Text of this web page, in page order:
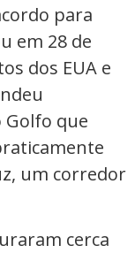
para
em 28 de
dos EUA e
que
um corredor
cerca